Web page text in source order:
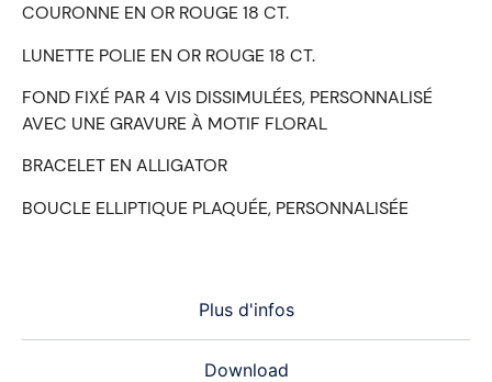
Plus d'infos
Download
COURONNE EN OR ROUGE 18 CT.
LUNETTE POLIE EN OR ROUGE 18 CT.
FOND FIXÉ PAR 4 VIS DISSIMULÉES, PERSONNALISÉ
AVEC UNE GRAVURE À MOTIF FLORAL
BRACELET EN ALLIGATOR
BOUCLE ELLIPTIQUE PLAQUÉE, PERSONNALISÉE